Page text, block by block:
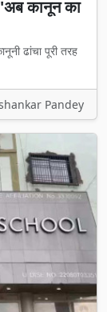
'अब कानून का
ढांचा पूरी तरह
Pandey